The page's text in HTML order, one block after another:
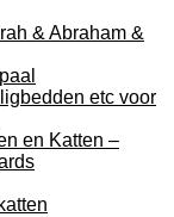
& Abraham &
etc voor
en Katten –